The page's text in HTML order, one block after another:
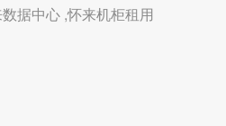
据中心 ,怀来机柜租用